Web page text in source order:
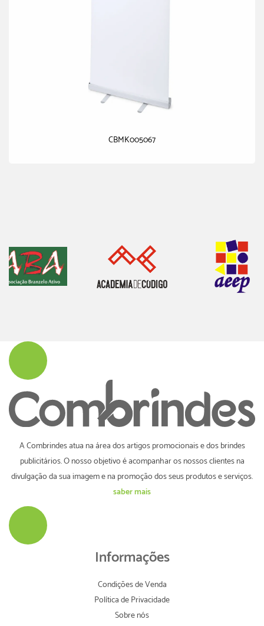
CBMK005067
A Combrindes atua na área dos artigos promocionais e dos brindes
publicitários. O nosso objetivo é acompanhar os nossos clientes na
divulgação da sua imagem e na promoção dos seus produtos e serviços.
saber mais
Informações
Condições de Venda
Política de Privacidade
Sobre nós